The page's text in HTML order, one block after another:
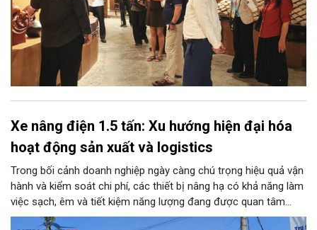
Xe nâng điện 1.5 tấn: Xu hướng hiện đại hóa
hoạt động sản xuất và logistics
Trong bối cảnh doanh nghiệp ngày càng chú trọng hiệu quả vận
hành và kiểm soát chi phí, các thiết bị nâng hạ có khả năng làm
việc sạch, êm và tiết kiệm năng lượng đang được quan tâm
nhiều. Xe nâng điện 1.5 tấn là một trong những lựa chọn phù